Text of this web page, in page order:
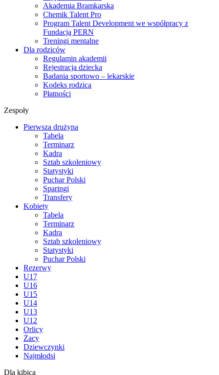
Akademia Bramkarska
Chemik Talent Pro
Program Talent Development we współpracy z
Fundacją PERN
Treningi mentalne
Dla rodziców
Regulamin akademii
Rejestracja dziecka
Badania sportowo – lekarskie
Kodeks rodzica
Płatności
Zespoły
Pierwsza drużyna
Tabela
Terminarz
Kadra
Sztab szkoleniowy
Statystyki
Puchar Polski
Sparingi
Transfery
Kobiety
Tabela
Terminarz
Kadra
Sztab szkoleniowy
Statystyki
Puchar Polski
Rezerwy
U17
U16
U15
U14
U13
U12
Orlicy
Żacy
Dziewczynki
Najmłodsi
Dla kibica